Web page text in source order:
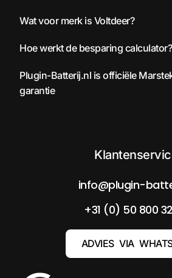
Wat voor merk is Voltdeer?
Hoe werkt de besparing calculator?
Plugin-Batterij.nl is officiële
garantie
info@plugin-
+31 (0) 50 800
ADVIES VIA